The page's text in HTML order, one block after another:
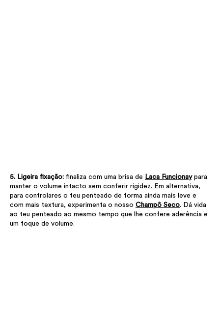
5. Ligeira fixação: finaliza com uma brisa de Laca Funcionaypara
manter o volume intacto sem conferir rigidez. Em alternativa,
para controlares o teu penteado de forma ainda mais leve e
com mais textura, experimenta o nosso Champô Seco. Dá vida
ao teu penteado ao mesmo tempo que lhe confere aderência e
um toque de volume.